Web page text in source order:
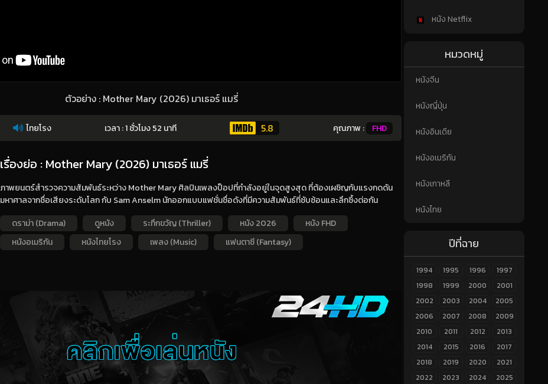
ตัวอย่าง : Mother Mary (2026) มาเธอร์ แมรี่
ไทยโรง เวลา : 1 ชั่วโมง 52 นาที 5.8 คุณภาพ : FHD
เรื่องย่อ : Mother Mary (2026) มาเธอร์ แมรี่
ภาพยนตร์สำรวจความสัมพันธ์ระหว่าง Mother Mary ศิลปินเพลงป็อปที่กำลังอยู่ในจุดสูงสุด ที่ต้องเผชิญกับแรงกดดัน
มหาศาลจากชื่อเสียงระดับโลก กับ Sam Anselm นักออกแบบแฟชั่นชื่อดังที่มีความสัมพันธ์ที่ซับซ้อนและลึกซึ้งต่อกัน
ดราม่า (Drama)
ดูหนัง ระทึกขวัญ (Thriller) หนัง 2026
หนัง FHD
หนังอเมริกัน
หนังไทยโรง เพลง (Music) แฟนตาซี (Fantasy)
หนัง Netflix
หมวดหมู่
หนังจีน
หนังญี่ปุ่น
หนังอินเดีย
หนังอเมริกัน
หนังเกาหลี
หนังไทย
ปีที่ฉาย
1994 1995 1996
1997
1998
1999 2000
2001
2002
2003 2004
2005
2006
2007 2008
2009
2010
2011 2012
2013
2014
2015 2016
2017
2018
2019 2020
2021
2022
2023 2024 2025